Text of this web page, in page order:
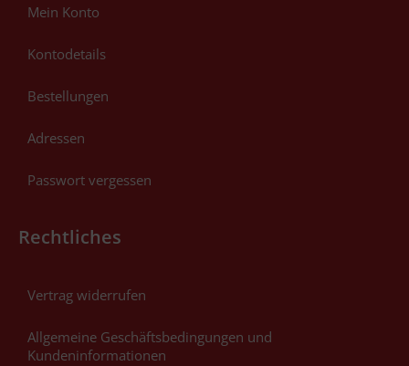
Mein Konto
Kontodetails
Bestellungen
Adressen
Passwort vergessen
Rechtliches
Vertrag widerrufen
Allgemeine Geschäftsbedingungen und
Kundeninformationen